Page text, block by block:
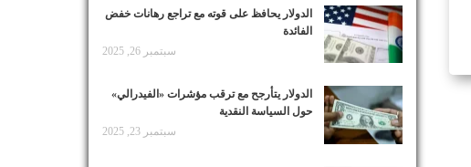
الدولار يحافظ على قوته مع تراجع رهانات خفض
الفائدة
سبتمبر 26, 2025
الدولار يتأرجح مع ترقب مؤشرات «الفيدرالي»
حول السياسة النقدية
سبتمبر 23, 2025